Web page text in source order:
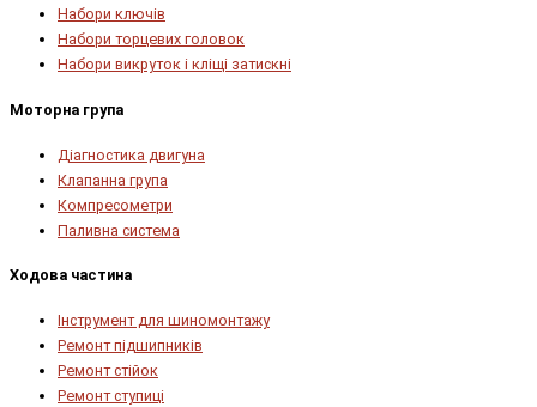
Набори ключів
Набори торцевих головок
Набори викруток і кліщі затискні
Моторна група
Діагностика двигуна
Клапанна група
Компресометри
Паливна система
Ходова частина
Інструмент для шиномонтажу
Ремонт підшипників
Ремонт стійок
Ремонт ступиці